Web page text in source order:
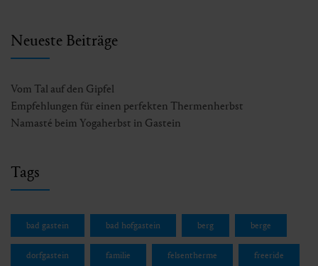
Neueste Beiträge
Vom Tal auf den Gipfel
Empfehlungen für einen perfekten Thermenherbst
Namasté beim Yogaherbst in Gastein
Tags
bad gastein bad hofgastein berg berge
dorfgastein familie felsentherme freeride